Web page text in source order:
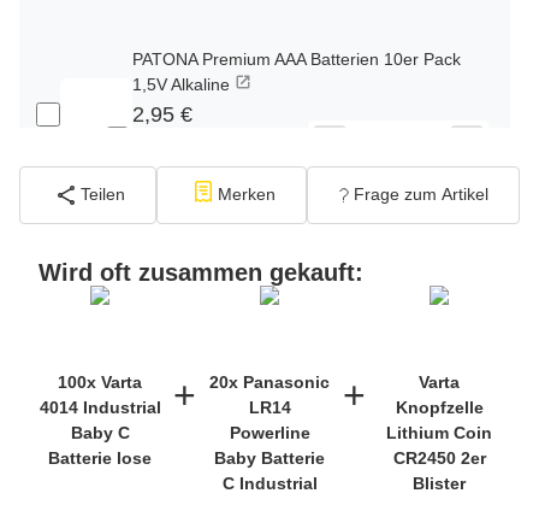
PATONA Premium AAA Batterien 10er Pack
1,5V Alkaline
2,95 €
Versand (Standard)
Pack 3V Lithium
UN3090 Versand gem.
SV188 ADR)
Verbatim Cool'n'Go AirJet Handventilator
4000mAh Grau Lila
Teilen Merken Frage zum Artikel
Wird oft zusammen gekauft:
100x Varta
4014 Industrial
Baby C
Batterie lose
+
20x Panasonic
LR14
Powerline
Baby Batterie
C Industrial
+
Varta
Knopfzelle
Lithium Coin
CR2450 2er
Blister